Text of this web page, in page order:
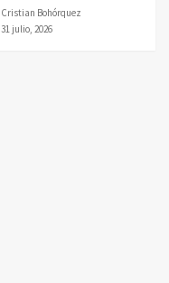
Cristian Bohórquez
31 julio, 2026